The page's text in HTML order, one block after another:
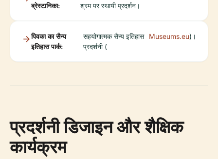
ब्रेस्टानिका:
श्रम पर स्थायी प्रदर्शन।
पिवका का सैन्य
इतिहास पार्क:
सहयोगात्मक सैन्य इतिहास
प्रदर्शनी (
Museums.eu)।
प्रदर्शनी डिजाइन और शैक्षिक
कार्यक्रम